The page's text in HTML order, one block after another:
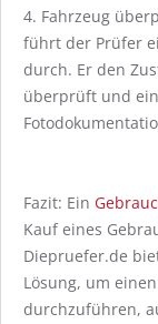
4. Fahrzeug
führt der Prüfer
durch. Er den
überprüft und
Fazit: Ein
Kauf eines
Diepruefer.de
Lösung, um
durchzuführen,